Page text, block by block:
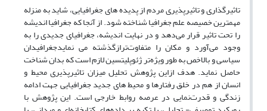
تاثیرگذاری و تاثیرپذیری مردم از پدیده های جغرافیایی، شاید به منزله
مهمترین خصیصه علم جغرافیا شناخته شود. از آنجا که جغرافیا اندیشه
را تحت تاثیر قرار می‌دهد و در نهایت اندیشه، جغرافیای جدیدی را به
وجود می‌آورد و مکان را متفاوت‌ترازگذشته می نمایدجغرافیدان
سیاسی و بالاخص به طور ویژه‌تر ژئوپلیتسین لازم است که بدان شناخت
حاصل نماید. هدف ازاین پژوهش تحلیل میزان تاثیرپذیری محیط و
انسان از هم در خلق رفتارها و محیط های جدید جغرافیایی جهت ادامه
زندگی و قدرت‌نمایی در عرصه روابط خارجی است. این پژوهش با